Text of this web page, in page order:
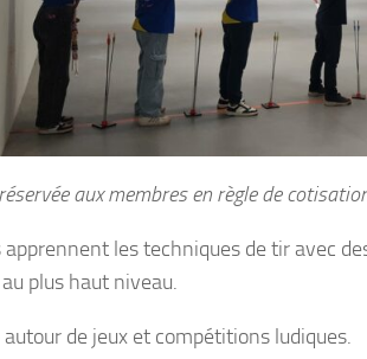
aux membres en règle de
les techniques de tir avec
plus haut niveau.
de jeux et compétitions ludiques.